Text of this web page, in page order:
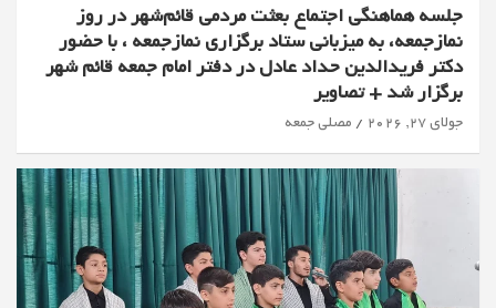
جلسه هماهنگی اجتماع بعثت مردمی قائم‌شهر در روز
نمازجمعه، به میزبانی ستاد برگزاری نمازجمعه ، با حضور
دکتر فریدالدین حداد عادل در دفتر امام جمعه قائم شهر
برگزار شد + تصاویر
جولای 27, 2026 مصلی جمعه